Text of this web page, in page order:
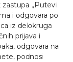
zastupa „Putevi
i odgovara po
iz delokruga
prijava i
odgovara na
podnosi